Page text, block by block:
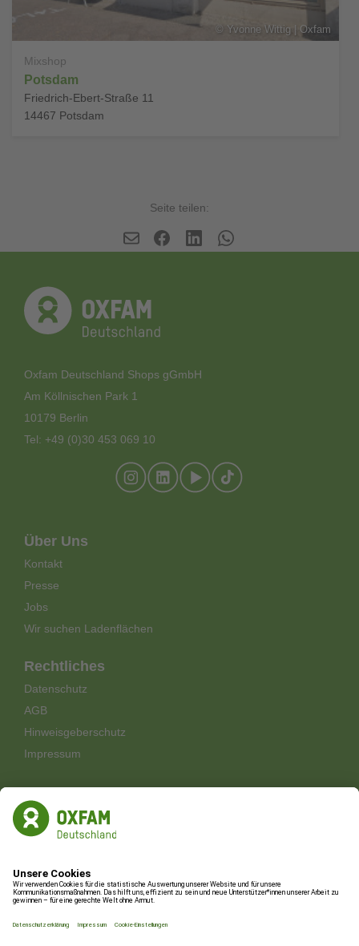
© Yvonne Wittig | Oxfam
Mixshop
Potsdam
Friedrich-Ebert-Straße 11
14467 Potsdam
Seite teilen:
Oxfam Deutschland Shops gGmbH
Am Köllnischen Park 1
10179 Berlin
Tel: +49 (0)30 453 069 10
Footer-
Meta-
Menü
Über Uns
Kontakt
Presse
Jobs
Wir suchen Ladenflächen
Rechtliches
Datenschutz
AGB
Hinweisgeberschutz
Impressum
Shop-Newsletter
Aktionen und Aktuelles aus den Oxfam Shops